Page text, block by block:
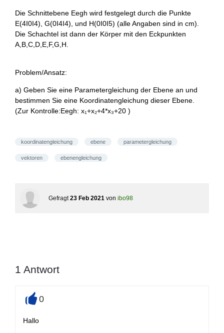
Die Schnittebene Eegh wird festgelegt durch die Punkte
E(4I0I4), G(0I4I4), und H(0I0I5) (alle Angaben sind in cm).
Die Schachtel ist dann der Körper mit den Eckpunkten
A,B,C,D,E,F,G,H.
Problem/Ansatz:
a) Geben Sie eine Parametergleichung der Ebene an und
bestimmen Sie eine Koordinatengleichung dieser Ebene.
(Zur Kontrolle:Eegh: x₁+x₂+4*x₃+20 )
koordinatengleichung ebene parametergleichung
vektoren ebenengleichung
Gefragt 23 Feb 2021 von ibo98
1 Antwort
0
Hallo